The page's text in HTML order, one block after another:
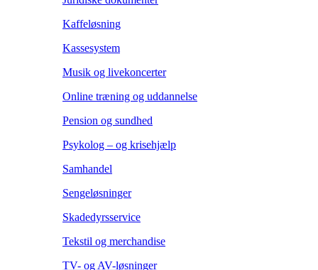
Kaffeløsning
Kassesystem
Musik og livekoncerter
Online træning og uddannelse
Pension og sundhed
Psykolog – og krisehjælp
Samhandel
Sengeløsninger
Skadedyrsservice
Tekstil og merchandise
TV- og AV-løsninger